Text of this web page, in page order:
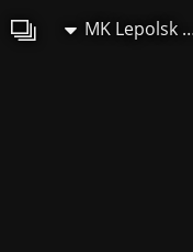
MK Lepolsk Matuszewski